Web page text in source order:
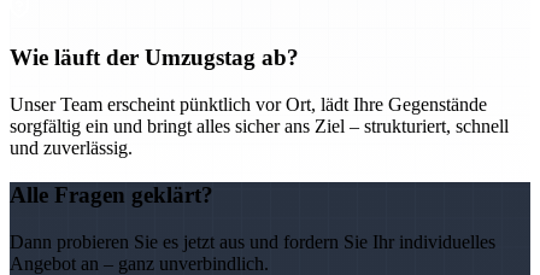
Wie läuft der Umzugstag ab?
Unser Team erscheint pünktlich vor Ort, lädt Ihre Gegenstände
sorgfältig ein und bringt alles sicher ans Ziel – strukturiert, schnell
und zuverlässig.
Alle Fragen geklärt?
Dann probieren Sie es jetzt aus und fordern Sie Ihr individuelles
Angebot an – ganz unverbindlich.